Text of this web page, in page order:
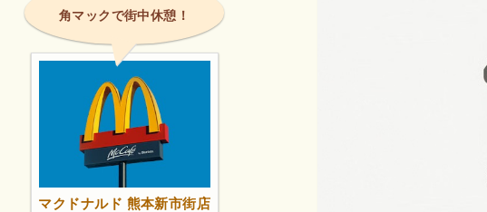
角マックで街中休憩！
マクドナルド 熊本新市街店